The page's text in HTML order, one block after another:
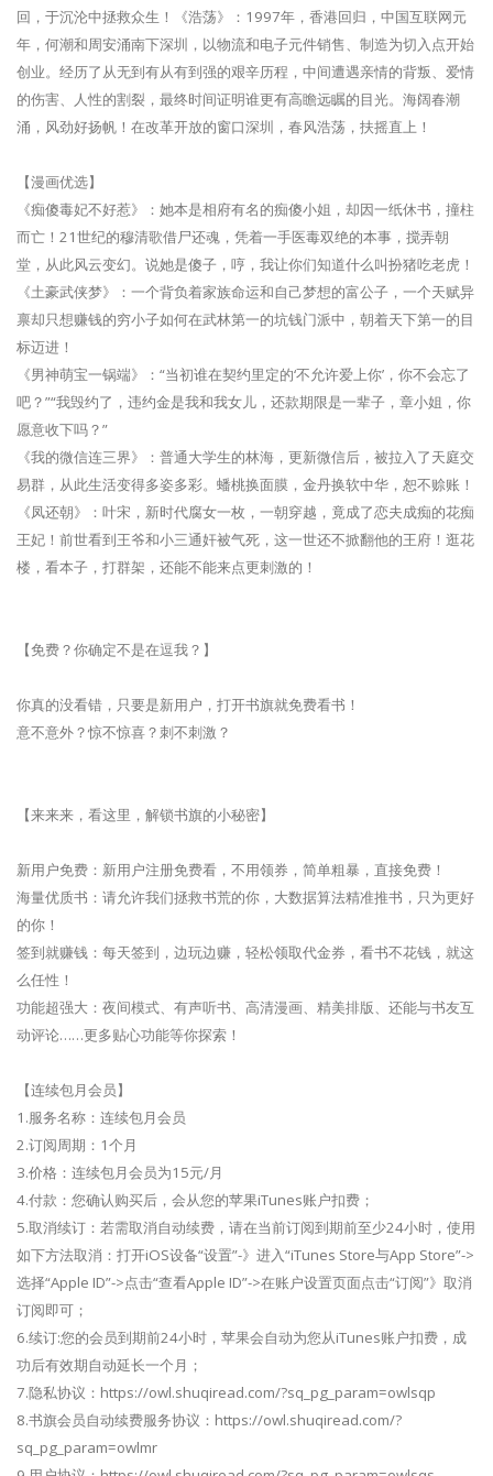
回，于沉沦中拯救众生！《浩荡》：1997年，香港回归，中国互联网元
年，何潮和周安涌南下深圳，以物流和电子元件销售、制造为切入点开始
创业。经历了从无到有从有到强的艰辛历程，中间遭遇亲情的背叛、爱情
的伤害、人性的割裂，最终时间证明谁更有高瞻远瞩的目光。海阔春潮
涌，风劲好扬帆！在改革开放的窗口深圳，春风浩荡，扶摇直上！
【漫画优选】
《痴傻毒妃不好惹》：她本是相府有名的痴傻小姐，却因一纸休书，撞柱
而亡！21世纪的穆清歌借尸还魂，凭着一手医毒双绝的本事，搅弄朝
堂，从此风云变幻。说她是傻子，哼，我让你们知道什么叫扮猪吃老虎！
《土豪武侠梦》：一个背负着家族命运和自己梦想的富公子，一个天赋异
禀却只想赚钱的穷小子如何在武林第一的坑钱门派中，朝着天下第一的目
标迈进！
《男神萌宝一锅端》：“当初谁在契约里定的‘不允许爱上你’，你不会忘了
吧？”“我毁约了，违约金是我和我女儿，还款期限是一辈子，章小姐，你
愿意收下吗？”
《我的微信连三界》：普通大学生的林海，更新微信后，被拉入了天庭交
易群，从此生活变得多姿多彩。蟠桃换面膜，金丹换软中华，恕不赊账！
《凤还朝》：叶宋，新时代腐女一枚，一朝穿越，竟成了恋夫成痴的花痴
王妃！前世看到王爷和小三通奸被气死，这一世还不掀翻他的王府！逛花
楼，看本子，打群架，还能不能来点更刺激的！
【免费？你确定不是在逗我？】
你真的没看错，只要是新用户，打开书旗就免费看书！
意不意外？惊不惊喜？刺不刺激？
【来来来，看这里，解锁书旗的小秘密】
新用户免费：新用户注册免费看，不用领券，简单粗暴，直接免费！
海量优质书：请允许我们拯救书荒的你，大数据算法精准推书，只为更好
的你！
签到就赚钱：每天签到，边玩边赚，轻松领取代金券，看书不花钱，就这
么任性！
功能超强大：夜间模式、有声听书、高清漫画、精美排版、还能与书友互
动评论……更多贴心功能等你探索！
【连续包月会员】
1.服务名称：连续包月会员
2.订阅周期：1个月
3.价格：连续包月会员为15元/月
4.付款：您确认购买后，会从您的苹果iTunes账户扣费；
5.取消续订：若需取消自动续费，请在当前订阅到期前至少24小时，使用
如下方法取消：打开iOS设备“设置”-》进入“iTunes Store与App Store”->
选择“Apple ID”->点击“查看Apple ID”->在账户设置页面点击“订阅”》取消
订阅即可；
6.续订:您的会员到期前24小时，苹果会自动为您从iTunes账户扣费，成
功后有效期自动延长一个月；
7.隐私协议：https://owl.shuqiread.com/?sq_pg_param=owlsqp
8.书旗会员自动续费服务协议：https://owl.shuqiread.com/?
sq_pg_param=owlmr